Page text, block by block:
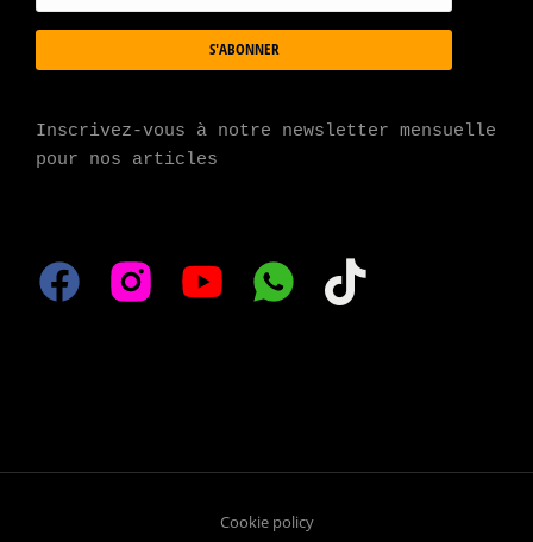
S'ABONNER
Inscrivez-vous à notre newsletter mensuelle
pour nos articles
Cookie policy